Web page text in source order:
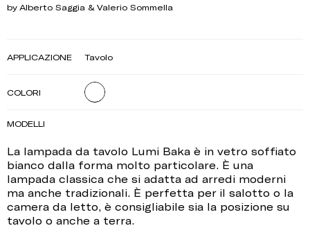
by Alberto Saggia & Valerio Sommella
La lampada da tavolo Lumi Baka è in vetro soffiato
bianco dalla forma molto particolare. È una
lampada classica che si adatta ad arredi moderni
ma anche tradizionali. È perfetta per il salotto o la
camera da letto, è consigliabile sia la posizione su
tavolo o anche a terra.
APPLICAZIONE Tavolo
COLORI
MODELLI